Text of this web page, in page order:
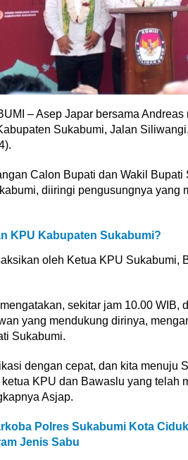
– Asep Japar bersama
Sukabumi, Jalan
Calon Bupati dan Wakil
diiringi pengusungnya yang
KPU Kabupaten Sukabumi?
oleh Ketua KPU Sukabumi,
sekitar jam 10.00 WIB,
yang mendukung dirinya,
Sukabumi.
dengan cepat, dan kita menuju
KPU dan Bawaslu yang telah
Asjap.
Polres Sukabumi Kota
Jenis Sabu